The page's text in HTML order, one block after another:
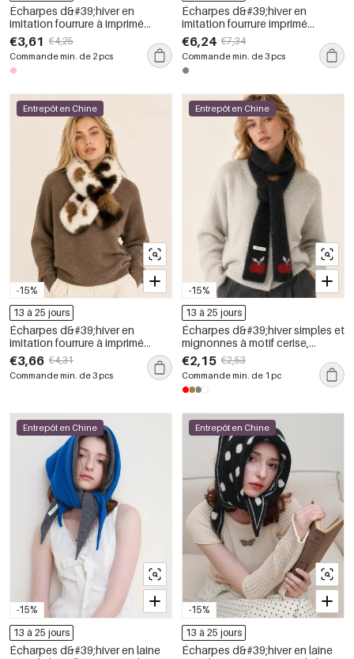
Écharpes d&#39;hiver en
imitation fourrure à imprimé
léopard rétro de la série Simple
€3,61 €4,25
Commande min. de 2 pcs
Écharpes d&#39;hiver en
imitation fourrure imprimé
léopard patchwork punk de la
série classique
€6,24 €7,34
Commande min. de 3 pcs
-15%
Entrepôt en Chine
13 à 25 jours
Écharpes d&#39;hiver en
imitation fourrure à imprimé
animal rétro multicolore de la
série Simple
€3,66 €4,31
Commande min. de 3 pcs
-15%
Entrepôt en Chine
13 à 25 jours
Écharpes d&#39;hiver simples et
mignonnes à motif cerise,
couleur unie. Collection Simple.
€2,15 €2,53
Commande min. de 1 pc
-15%
Entrepôt en Chine
13 à 25 jours
Écharpes d&#39;hiver en laine
-15%
Entrepôt en Chine
13 à 25 jours
Écharpes d&#39;hiver en laine